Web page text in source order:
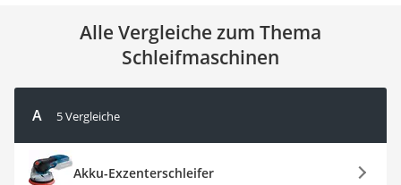
Alle Vergleiche zum Thema
Schleifmaschinen
A 5 Vergleiche
Akku-Exzenterschleifer